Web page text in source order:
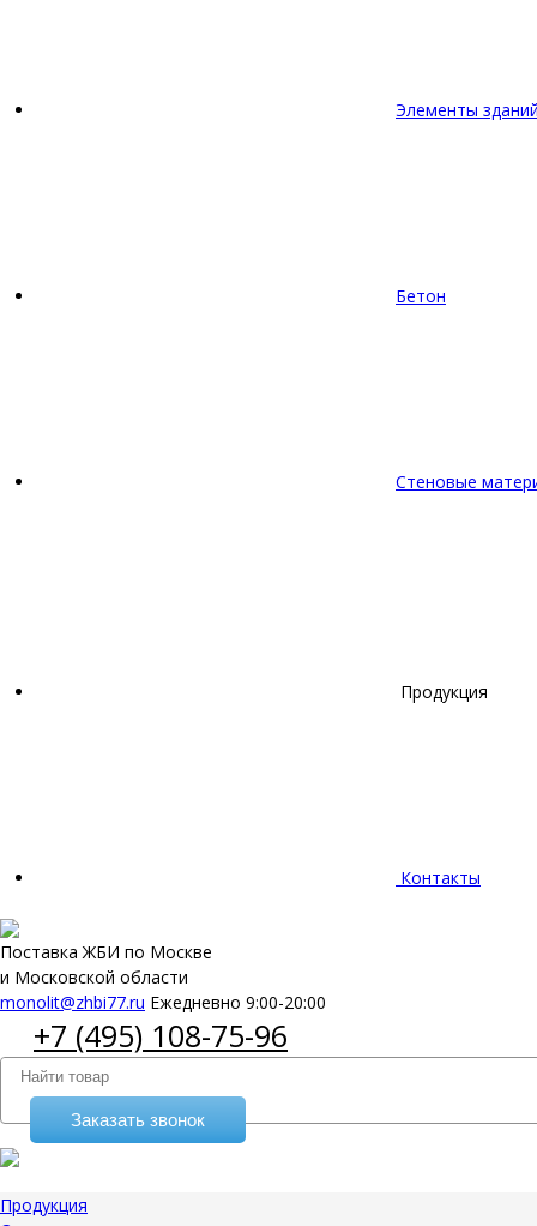
Элементы
Бетон
Стеновые
Продукция
Контакты
Поставка ЖБИ по Москве
и Московской области
monolit@zhbi77.ru Ежедневно 9:00-20:00
+7 (495) 108-75-96
Заказать звонок
Продукция